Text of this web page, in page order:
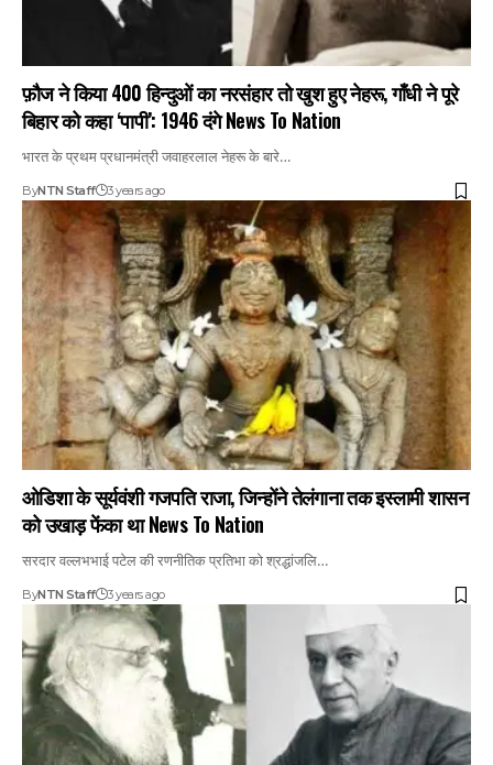
फ़ौज ने किया 400 हिन्दुओं का नरसंहार तो खुश हुए नेहरू, गाँधी ने पूरे
बिहार को कहा ‘पापी’: 1946 दंगे News To Nation
भारत के प्रथम प्रधानमंत्री जवाहरलाल नेहरू के बारे…
ByNTN Staff 3 years ago
ओडिशा के सूर्यवंशी गजपति राजा, जिन्होंने तेलंगाना तक इस्लामी शासन
को उखाड़ फेंका था News To Nation
सरदार वल्लभभाई पटेल की रणनीतिक प्रतिभा को श्रद्धांजलि…
ByNTN Staff 3 years ago